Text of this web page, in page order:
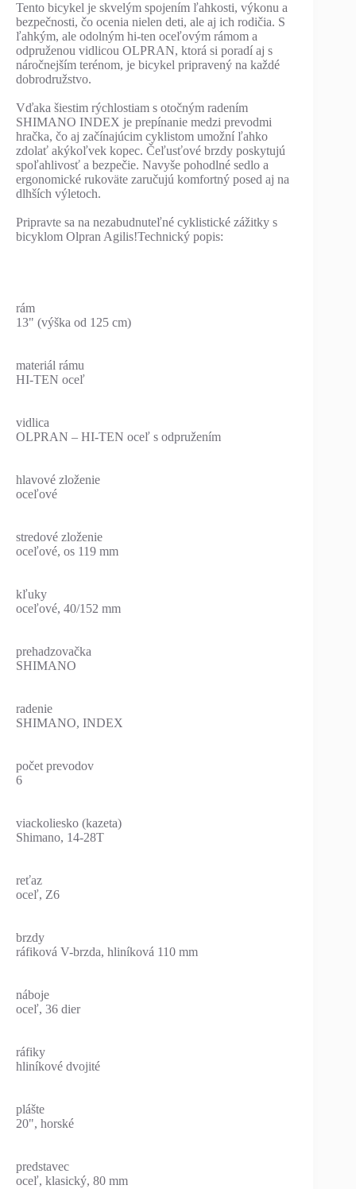
Tento bicykel je skvelým spojením ľahkosti, výkonu a
bezpečnosti, čo ocenia nielen deti, ale aj ich rodičia. S
ľahkým, ale odolným hi-ten oceľovým rámom a
odpruženou vidlicou OLPRAN, ktorá si poradí aj s
náročnejším terénom, je bicykel pripravený na každé
dobrodružstvo.
Vďaka šiestim rýchlostiam s otočným radením
SHIMANO INDEX je prepínanie medzi prevodmi
hračka, čo aj začínajúcim cyklistom umožní ľahko
zdolať akýkoľvek kopec. Čeľusťové brzdy poskytujú
spoľahlivosť a bezpečie. Navyše pohodlné sedlo a
ergonomické rukoväte zaručujú komfortný posed aj na
dlhších výletoch.
Pripravte sa na nezabudnuteľné cyklistické zážitky s
bicyklom Olpran Agilis!Technický popis:
rám
13" (výška od 125 cm)
materiál rámu
HI-TEN oceľ
vidlica
OLPRAN – HI-TEN oceľ s odpružením
hlavové zloženie
oceľové
stredové zloženie
oceľové, os 119 mm
kľuky
oceľové, 40/152 mm
prehadzovačka
SHIMANO
radenie
SHIMANO, INDEX
počet prevodov
6
viackoliesko (kazeta)
Shimano, 14-28T
reťaz
oceľ, Z6
brzdy
ráfiková V-brzda, hliníková 110 mm
náboje
oceľ, 36 dier
ráfiky
hliníkové dvojité
plášte
20", horské
predstavec
oceľ, klasický, 80 mm